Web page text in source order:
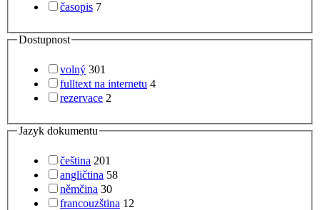
časopis 7
Dostupnost
volný 301
fulltext na internetu 4
rezervace 2
Jazyk dokumentu
čeština 201
angličtina 58
němčina 30
francouzština 12